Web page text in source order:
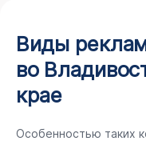
Виды
во
крае
Особенностью таких